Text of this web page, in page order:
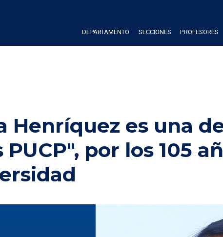
DEPARTAMENTO SECCIONES PROFESORES
Henríquez es una
por los 105